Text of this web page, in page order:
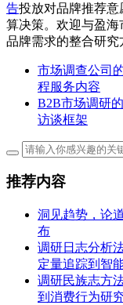
告投放对品牌推荐
算决策。欢迎与盈
品牌需求的整合研究
市场调查公司
程服务内容
B2B市场调研
访谈框架
推荐内容
洞见趋势，论
布
调研日志分析
定量追踪到智
调研民族志方
到消费行为研